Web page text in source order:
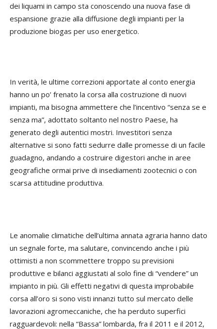
dei liquami in campo sta conoscendo una nuova fase di
espansione grazie alla diffusione degli impianti per la
produzione biogas per uso energetico.
In verità, le ultime correzioni apportate al conto energia
hanno un po’ frenato la corsa alla costruzione di nuovi
impianti, ma bisogna ammettere che l’incentivo “senza se e
senza ma”, adottato soltanto nel nostro Paese, ha
generato degli autentici mostri. Investitori senza
alternative si sono fatti sedurre dalle promesse di un facile
guadagno, andando a costruire digestori anche in aree
geografiche ormai prive di insediamenti zootecnici o con
scarsa attitudine produttiva.
Le anomalie climatiche dell’ultima annata agraria hanno dato
un segnale forte, ma salutare, convincendo anche i più
ottimisti a non scommettere troppo su previsioni
produttive e bilanci aggiustati al solo fine di “vendere” un
impianto in più. Gli effetti negativi di questa improbabile
corsa all’oro si sono visti innanzi tutto sul mercato delle
lavorazioni agromeccaniche, che ha perduto superfici
ragguardevoli: nella “Bassa” lombarda, fra il 2011 e il 2012,